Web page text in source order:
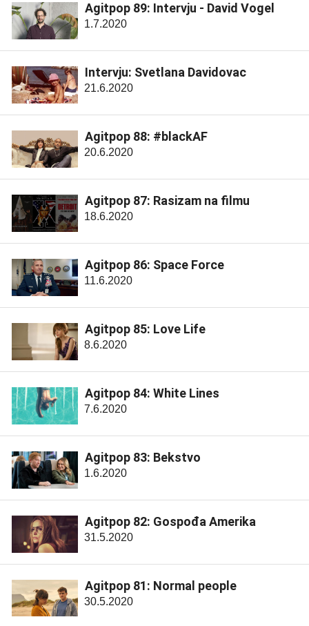
Agitpop 89: Intervju - David Vogel
1.7.2020
Intervju: Svetlana Davidovac
21.6.2020
Agitpop 88: #blackAF
20.6.2020
Agitpop 87: Rasizam na filmu
18.6.2020
Agitpop 86: Space Force
11.6.2020
Agitpop 85: Love Life
8.6.2020
Agitpop 84: White Lines
7.6.2020
Agitpop 83: Bekstvo
1.6.2020
Agitpop 82: Gospođa Amerika
31.5.2020
Agitpop 81: Normal people
30.5.2020